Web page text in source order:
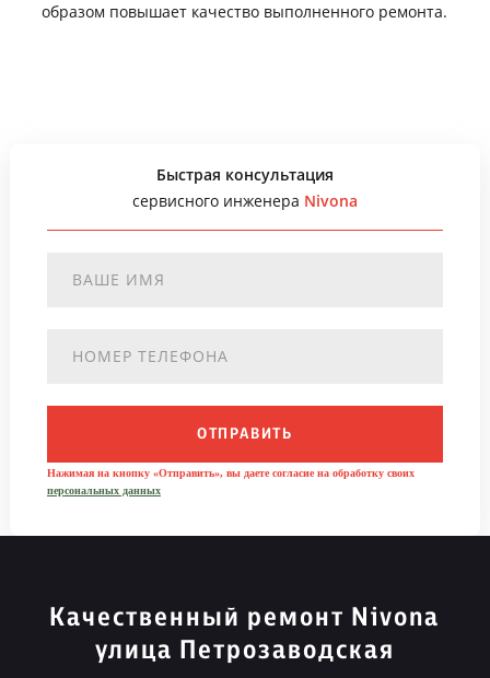
образом повышает качество выполненного ремонта.
Быстрая консультация
сервисного инженера Nivona
ОТПРАВИТЬ
Нажимая на кнопку «Отправить», вы даете согласие на обработку своих
персональных данных
Качественный ремонт Nivona
улица Петрозаводская